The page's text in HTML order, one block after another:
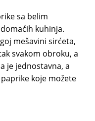
sa belim
kuhinja.
mešavini sirćeta,
svakom obroku, a
je jednostavna, a
koje možete